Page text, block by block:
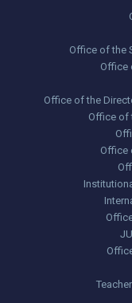
Office of the
Office
Office of the
Office of
Office